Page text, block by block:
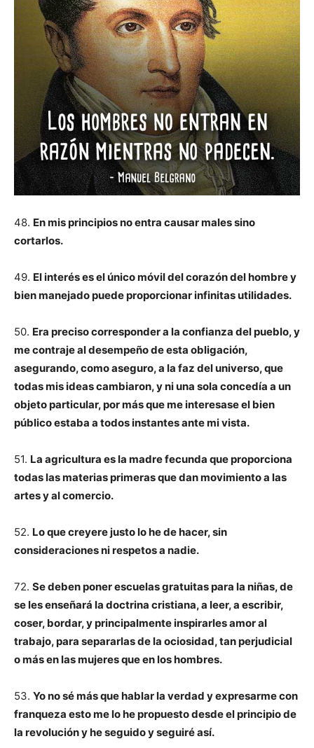
48. En mis principios no entra causar males sino
cortarlos.
49. El interés es el único móvil del corazón del hombre y
bien manejado puede proporcionar infinitas utilidades.
50. Era preciso corresponder a la confianza del pueblo, y
me contraje al desempeño de esta obligación,
asegurando, como aseguro, a la faz del universo, que
todas mis ideas cambiaron, y ni una sola concedía a un
objeto particular, por más que me interesase el bien
público estaba a todos instantes ante mi vista.
51. La agricultura es la madre fecunda que proporciona
todas las materias primeras que dan movimiento a las
artes y al comercio.
52. Lo que creyere justo lo he de hacer, sin
consideraciones ni respetos a nadie.
72. Se deben poner escuelas gratuitas para la niñas, de
se les enseñará la doctrina cristiana, a leer, a escribir,
coser, bordar, y principalmente inspirarles amor al
trabajo, para separarlas de la ociosidad, tan perjudicial
o más en las mujeres que en los hombres.
53. Yo no sé más que hablar la verdad y expresarme con
franqueza esto me lo he propuesto desde el principio de
la revolución y he seguido y seguiré así.